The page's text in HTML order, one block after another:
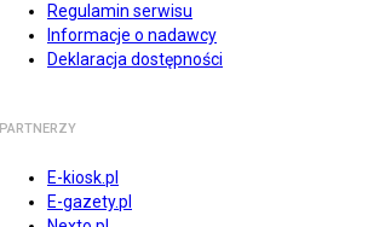
Regulamin serwisu
Informacje o nadawcy
Deklaracja dostępności
PARTNERZY
E-kiosk.pl
E-gazety.pl